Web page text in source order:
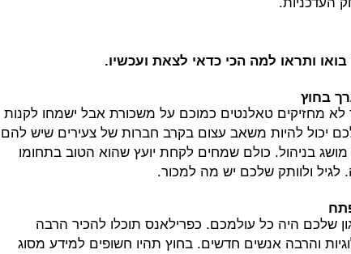
ותראו למה הכי כדאי לצאת ועכשיו.
בחוץ
לא מחזיקים טאלנטים כמוכם על משכורת אבל ישמחו לקנות
יכול להיות משאב עצום בקרב חברות של צעירים שיש להם
בניהול. כולם שמחים לקחת יועץ שהוא הטוב בתחומו
לגיל ולוותק שלכם יש מה למכור.
שלכם היה כל עולמכם. כפרילאנס תוכלו להכיר הרבה
והרבה אנשים חדשים. בחוץ תהיו חשופים למידע מסוג